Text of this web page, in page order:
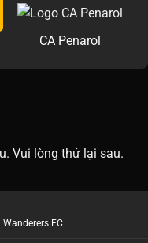
CA Penarol
Vui lòng thử lại sau.
Wanderers FC